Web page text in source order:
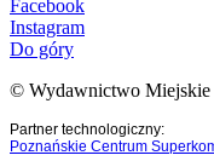
Facebook
Instagram
Do góry
© Wydawnictwo Miejskie
Partner technologiczny:
Poznańskie Centrum